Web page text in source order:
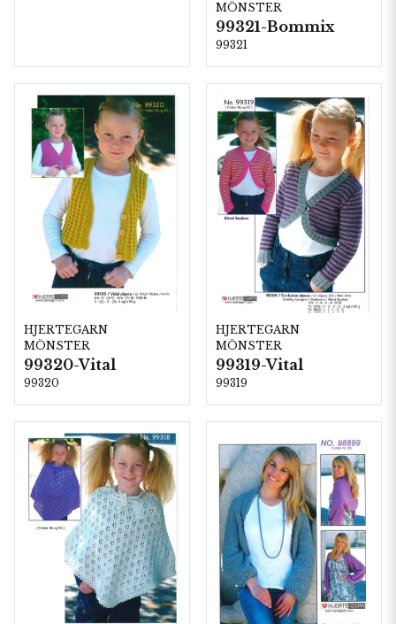
MÖNSTER
99321-Bommix
99321
HJERTEGARN
MÖNSTER
99320-Vital
99320
HJERTEGARN
MÖNSTER
99319-Vital
99319